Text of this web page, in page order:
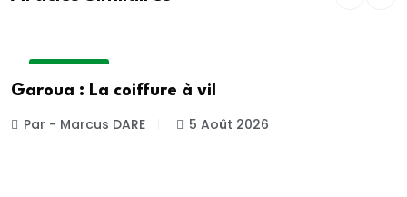
Garoua : La coiffure à vil
Par - Marcus DARE 5 Août 2026